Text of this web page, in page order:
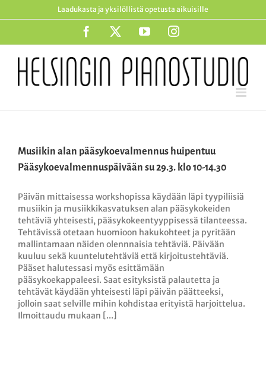
to
Laadukasta ja yksilöllistä opetusta aikuisille
Facebook YouTubeInstagram
Musiikin alan pääsykoevalmennus huipentuu
Pääsykoevalmennuspäivään su 29.3. klo 10-14.30
Päivän mittaisessa workshopissa käydään läpi tyypiliisiä
musiikin ja musiikkikasvatuksen alan pääsykokeiden
tehtäviä yhteisesti, pääsykokeentyyppisessä tilanteessa.
Tehtävissä otetaan huomioon hakukohteet ja pyritään
mallintamaan näiden olennnaisia tehtäviä. Päivään
kuuluu sekä kuuntelutehtäviä että kirjoitustehtäviä.
Pääset halutessasi myös esittämään
pääsykoekappaleesi. Saat esityksistä palautetta ja
tehtävät käydään yhteisesti läpi päivän päätteeksi,
jolloin saat selville mihin kohdistaa erityistä harjoittelua.
Ilmoittaudu mukaan [...]